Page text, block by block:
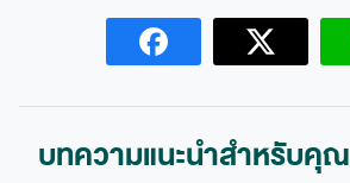
บทความแนะนำสำหรับคุณ